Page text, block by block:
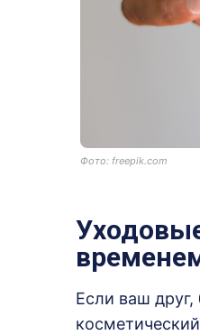
Фото: freepik.com
Если ваш друг,